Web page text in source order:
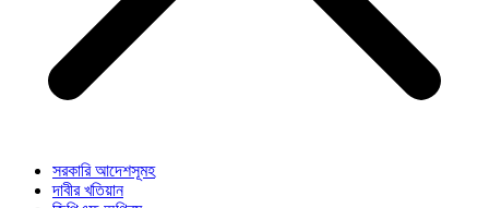
সরকারি আদেশসূমহ
দাবীর খতিয়ান